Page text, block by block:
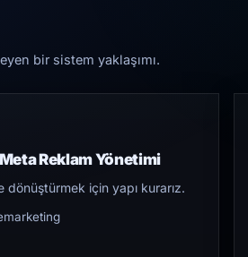
bir sistem yaklaşımı.
Reklam Yönetimi
için yapı kurarız.